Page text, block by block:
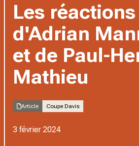
Les réactions
d'Adrian
et de Paul-
Mathieu
Article Coupe Davis
3 février 2024